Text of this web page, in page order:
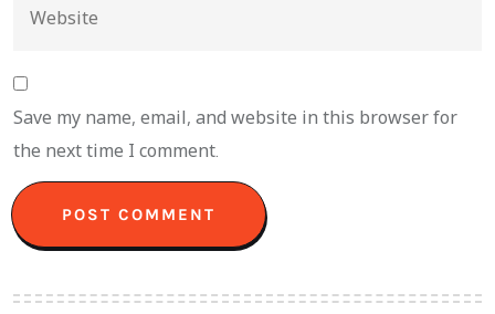
Save my name, email, and website in this browser for
the next time I comment.